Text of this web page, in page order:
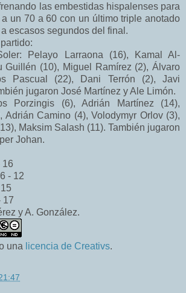
las embestidas hispalenses para
a un 70 a 60 con un último triple anotado
escasos segundos del final.
Pelayo Larraona (16), Kamal Al-
Guillén (10), Miguel Ramírez (2), Álvaro
Pascual (22), Dani Terrón (2), Javi
jugaron José Martínez y Ale Limón.
Porzingis (6), Adrián Martínez (14),
Adrián Camino (4), Volodymyr Orlov (3),
Maksim Salash (11). También jugaron
Johan.
16
- 12
17
y A. González.
una licencia de Creativs.